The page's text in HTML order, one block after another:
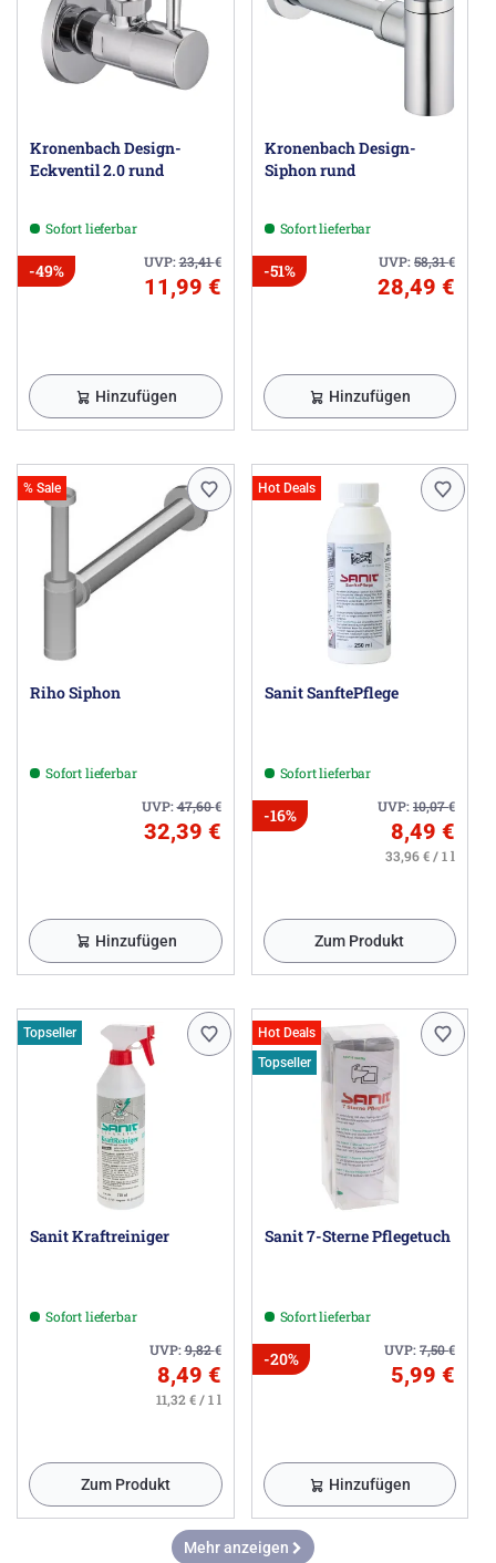
Kronenbach Design-
Eckventil 2.0 rund
Sofort lieferbar
UVP:23,41€
-49%
11,99 €
Hinzufügen
Kronenbach Design-
Siphon rund
Sofort lieferbar
UVP:58,31€
-51%
28,49 €
Hinzufügen
% Sale
Riho Siphon
Sofort lieferbar
UVP:47,60€
32,39 €
Hinzufügen
Hot Deals
Sanit SanftePflege
Sofort lieferbar
UVP:10,07€
-16%
8,49 €
33,96 € / 1 l
Zum Produkt
Topseller
Sanit Kraftreiniger
Sofort lieferbar
UVP:9,82€
8,49 €
11,32 € / 1 l
Zum Produkt
Hot Deals
Topseller
Sanit 7-Sterne Pflegetuch
Sofort lieferbar
UVP:7,50€
-20%
5,99 €
Hinzufügen
Mehr anzeigen